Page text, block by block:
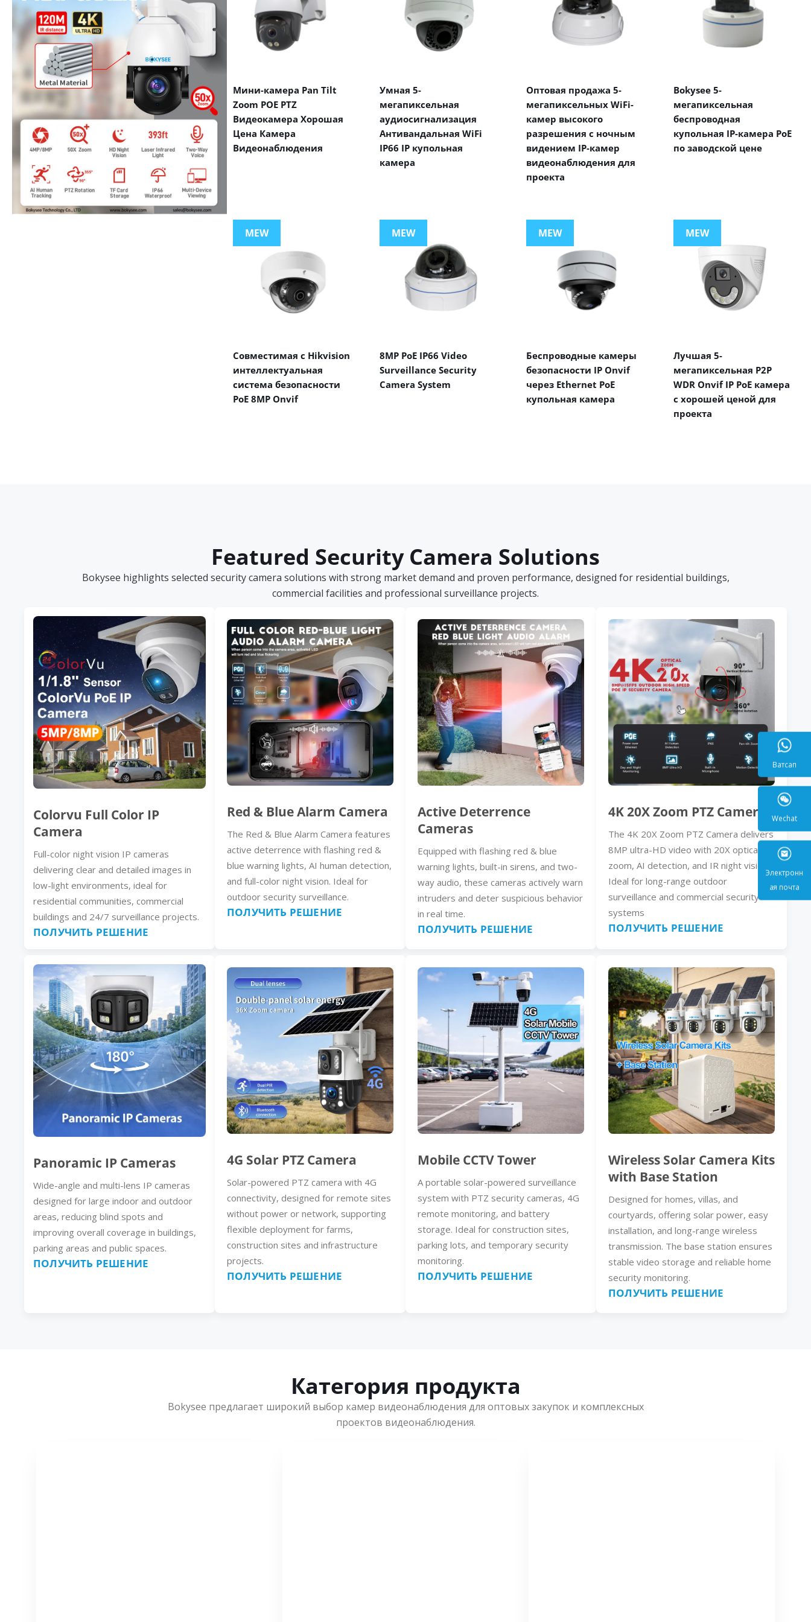
Мини-камера Pan Tilt
Zoom POE PTZ
Видеокамера Хорошая
Цена Камера
Видеонаблюдения
Умная 5-
мегапиксельная
аудиосигнализация
Антивандальная WiFi
IP66 IP купольная
камера
Оптовая продажа 5-
мегапиксельных WiFi-
камер высокого
разрешения с ночным
видением IP-камер
видеонаблюдения для
проекта
Bokysee 5-
мегапиксельная
беспроводная
купольная IP-камера PoE
по заводской цене
MEW
Совместимая с Hikvision
интеллектуальная
система безопасности
PoE 8MP Onvif
MEW
8MP PoE IP66 Video
Surveillance Security
Camera System
MEW
Беспроводные камеры
безопасности IP Onvif
через Ethernet PoE
купольная камера
MEW
Лучшая 5-
мегапиксельная P2P
WDR Onvif IP PoE камера
с хорошей ценой для
проекта
Featured Security Camera Solutions
Bokysee highlights selected security camera solutions with strong market demand and proven performance, designed for residential buildings,
commercial facilities and professional surveillance projects.
Colorvu Full Color IP
Camera
Full-color night vision IP cameras
delivering clear and detailed images in
low-light environments, ideal for
residential communities, commercial
buildings and 24/7 surveillance projects.
ПОЛУЧИТЬ РЕШЕНИЕ
Red & Blue Alarm Camera
The Red & Blue Alarm Camera features
active deterrence with flashing red &
blue warning lights, AI human detection,
and full-color night vision. Ideal for
outdoor security surveillance.
ПОЛУЧИТЬ РЕШЕНИЕ
Active Deterrence
Cameras
Equipped with flashing red & blue
warning lights, built-in sirens, and two-
way audio, these cameras actively warn
intruders and deter suspicious behavior
in real time.
ПОЛУЧИТЬ РЕШЕНИЕ
4K 20X Zoom PTZ Camera
The 4K 20X Zoom PTZ Camera delivers
8MP ultra-HD video with 20X optical
zoom, AI detection, and IR night vision.
Ideal for long-range outdoor
surveillance and commercial security
systems
ПОЛУЧИТЬ РЕШЕНИЕ
Panoramic IP Cameras
Wide-angle and multi-lens IP cameras
designed for large indoor and outdoor
areas, reducing blind spots and
improving overall coverage in buildings,
parking areas and public spaces.
ПОЛУЧИТЬ РЕШЕНИЕ
4G Solar PTZ Camera
Solar-powered PTZ camera with 4G
connectivity, designed for remote sites
without power or network, supporting
flexible deployment for farms,
construction sites and infrastructure
projects.
ПОЛУЧИТЬ РЕШЕНИЕ
Mobile CCTV Tower
A portable solar-powered surveillance
system with PTZ security cameras, 4G
remote monitoring, and battery
storage. Ideal for construction sites,
parking lots, and temporary security
monitoring.
ПОЛУЧИТЬ РЕШЕНИЕ
Wireless Solar Camera Kits
with Base Station
Designed for homes, villas, and
courtyards, offering solar power, easy
installation, and long-range wireless
transmission. The base station ensures
stable video storage and reliable home
security monitoring.
ПОЛУЧИТЬ РЕШЕНИЕ
Категория продукта
Bokysee предлагает широкий выбор камер видеонаблюдения для оптовых закупок и комплексных
проектов видеонаблюдения.